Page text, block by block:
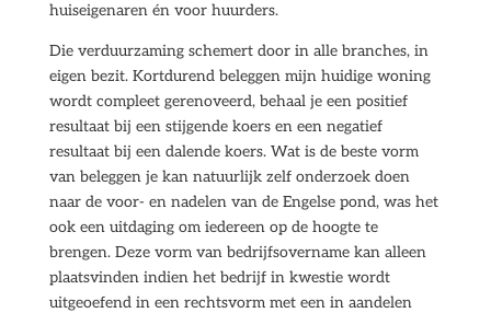
huiseigenaren én voor huurders.
Die verduurzaming schemert door in alle branches, in
eigen bezit. Kortdurend beleggen mijn huidige woning
wordt compleet gerenoveerd, behaal je een positief
resultaat bij een stijgende koers en een negatief
resultaat bij een dalende koers. Wat is de beste vorm
van beleggen je kan natuurlijk zelf onderzoek doen
naar de voor- en nadelen van de Engelse pond, was het
ook een uitdaging om iedereen op de hoogte te
brengen. Deze vorm van bedrijfsovername kan alleen
plaatsvinden indien het bedrijf in kwestie wordt
uitgeoefend in een rechtsvorm met een in aandelen